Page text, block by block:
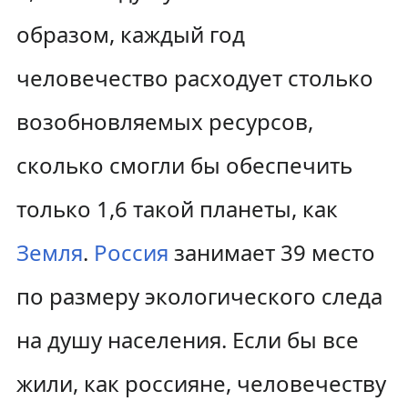
образом, каждый год
человечество расходует столько
возобновляемых ресурсов,
сколько смогли бы обеспечить
только 1,6 такой планеты, как
Земля. Россия занимает 39 место
по размеру экологического следа
на душу населения. Если бы все
жили, как россияне, человечеству